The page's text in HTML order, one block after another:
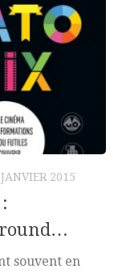
2015
round…
souvent en